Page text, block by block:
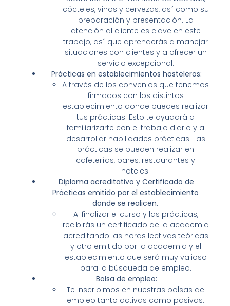
cócteles, vinos y cervezas, así como su
preparación y presentación. La
atención al cliente es clave en este
trabajo, así que aprenderás a manejar
situaciones con clientes y a ofrecer un
servicio excepcional.
Prácticas en establecimientos hosteleros:
A través de los convenios que tenemos
firmados con los distintos
establecimiento donde puedes realizar
tus prácticas. Esto te ayudará a
familiarizarte con el trabajo diario y a
desarrollar habilidades prácticas. Las
prácticas se pueden realizar en
cafeterías, bares, restaurantes y
hoteles.
Diploma acreditativo y Certificado de
Prácticas emitido por el establecimiento
donde se realicen.
Al finalizar el curso y las prácticas,
recibirás un certificado de la academia
acreditando las horas lectivas teóricas
y otro emitido por la academia y el
establecimiento que será muy valioso
para la búsqueda de empleo.
Bolsa de empleo:
Te inscribimos en nuestras bolsas de
empleo tanto activas como pasivas.